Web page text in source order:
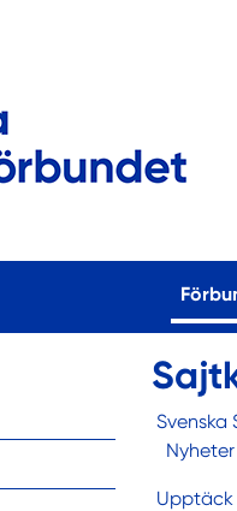
Svenska
Nyheter
Upptäck